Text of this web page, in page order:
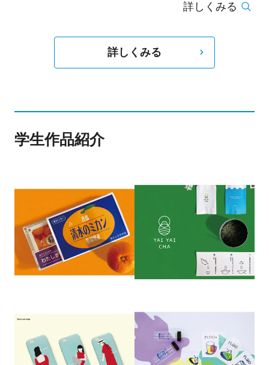
にてベストエディトリアル賞受賞。その後、主な
Mikli、Canon、BALLY、VOGUE Japan、Numero
Tokyo、Commons&Sense にイラストレーション
展開している。最近では、ウィンドウディスプレ
いる。また、ウィンドウやポップアップショップ
を含め空間のデザインも手掛けている。2015年に
はAlain Mikli Japon とBeams Internationalウィン
ドウと内装デザインはDSA Japanese Space
Design Award を受賞。また手描きで子ども部屋
の壁紙を描いており、クライアントの中には有名
に水族館のイメージを描き、話題となる。
詳しくみる
詳しくみる
学生作品紹介